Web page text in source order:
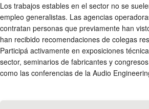
Los trabajos estables en el sector no se
empleo generalistas. Las agencias
contratan personas que previamente han
han recibido recomendaciones de colegas
Participá activamente en exposiciones
sector, seminarios de fabricantes y
como las conferencias de la Audio